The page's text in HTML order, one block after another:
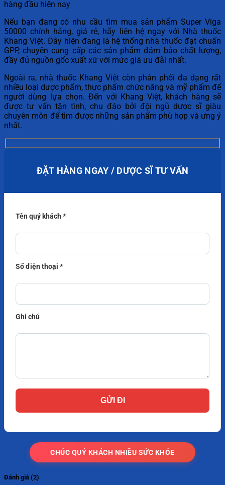
hàng đầu hiện nay
Nếu bạn đang có nhu cầu tìm mua sản phẩm Super Viga
50000 chính hãng, giá rẻ, hãy liên hệ ngay với Nhà thuốc
Khang Việt. Đây hiện đang là hệ thống nhà thuốc đạt chuẩn
GPP, chuyên cung cấp các sản phẩm đảm bảo chất lượng,
đầy đủ nguồn gốc xuất xứ với mức giá ưu đãi nhất.
Ngoài ra, nhà thuốc Khang Việt còn phân phối đa dạng rất
nhiều loại dược phẩm, thực phẩm chức năng và mỹ phẩm để
người dùng lựa chọn. Đến với Khang Việt, khách hàng sẽ
được tư vấn tận tình, chu đáo bởi đội ngũ dược sĩ giàu
chuyên môn để tìm được những sản phẩm phù hợp và ưng ý
nhất.
ĐẶT HÀNG NGAY / DƯỢC SĨ TƯ VẤN
Tên quý khách *
Số điện thoại *
Ghi chú
CHÚC QUÝ KHÁCH NHIỀU SỨC KHỎE
Đánh giá (2)